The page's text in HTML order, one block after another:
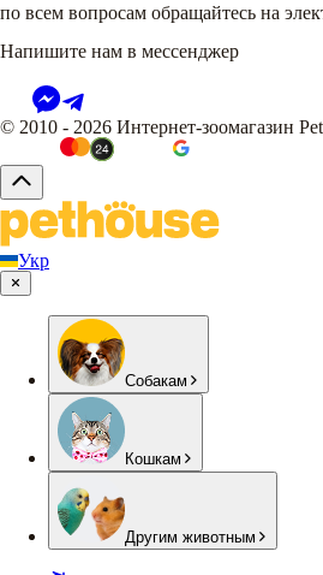
по всем вопросам обращайтесь на
Напишите нам в мессенджер
© 2010 - 2026 Интернет-зоомагазин
Укр
Собакам
Кошкам
Другим животным